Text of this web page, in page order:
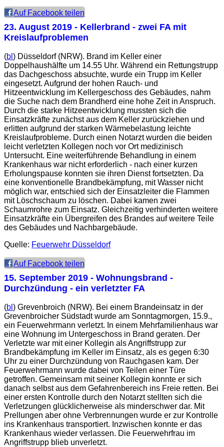
Auf Facebook teilen
23. August 2019 - Kellerbrand - zwei FA mit
Kreislaufproblemen
(bl ) Düsseldorf (NRW). Brand im Keller einer
Doppelhaushälfte um 14.55 Uhr. Während ein Rettungstrupp
das Dachgeschoss absuchte, wurde ein Trupp im Keller
eingesetzt. Aufgrund der hohen Rauch- und
Hitzeentwicklung im Kellergeschoss des Gebäudes, nahm
die Suche nach dem Brandherd eine hohe Zeit in Anspruch.
Durch die starke Hitzeentwicklung mussten sich die
Einsatzkräfte zunächst aus dem Keller zurückziehen und
erlitten aufgrund der starken Wärmebelastung leichte
Kreislaufprobleme. Durch einen Notarzt wurden die beiden
leicht verletzten Kollegen noch vor Ort medizinisch
Untersucht. Eine weiterführende Behandlung in einem
Krankenhaus war nicht erforderlich - nach einer kurzen
Erholungspause konnten sie ihren Dienst fortsetzten. Da
eine konventionelle Brandbekämpfung, mit Wasser nicht
möglich war, entschied sich der Einsatzleiter die Flammen
mit Löschschaum zu löschen. Dabei kamen zwei
Schaumrohre zum Einsatz. Gleichzeitig verhinderten weitere
Einsatzkräfte ein Übergreifen des Brandes auf weitere Teile
des Gebäudes und Nachbargebäude.
Quelle: Feuerwehr Düsseldorf
Auf Facebook teilen
15. September 2019 - Wohnungsbrand -
Durchzündung - ein verletzter FA
(bl ) Grevenbroich (NRW). Bei einem Brandeinsatz in der
Grevenbroicher Südstadt wurde am Sonntagmorgen, 15.9.,
ein Feuerwehrmann verletzt. In einem Mehrfamilienhaus war
eine Wohnung im Untergeschoss in Brand geraten. Der
Verletzte war mit einer Kollegin als Angriffstrupp zur
Brandbekämpfung im Keller im Einsatz, als es gegen 6:30
Uhr zu einer Durchzündung von Rauchgasen kam. Der
Feuerwehrmann wurde dabei von Teilen einer Türe
getroffen. Gemeinsam mit seiner Kollegin konnte er sich
danach selbst aus dem Gefahrenbereich ins Freie retten. Bei
einer ersten Kontrolle durch den Notarzt stellten sich die
Verletzungen glücklicherweise als minderschwer dar. Mit
Prellungen aber ohne Verbrennungen wurde er zur Kontrolle
ins Krankenhaus transportiert. Inzwischen konnte er das
Krankenhaus wieder verlassen. Die Feuerwehrfrau im
Angriffstrupp blieb unverletzt.